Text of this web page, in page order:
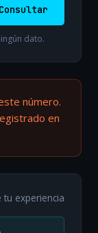
Consultar
dato.
número.
en
tu experiencia